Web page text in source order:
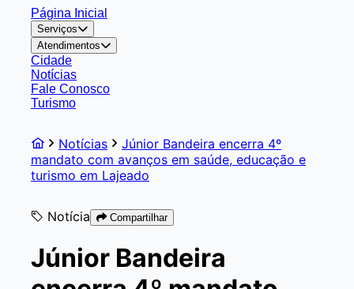
Página Inicial
Serviços
Atendimentos
Cidade
Notícias
Fale Conosco
Turismo
Notícias
Júnior Bandeira encerra 4º
mandato com avanços em saúde, educação e
turismo em Lajeado
Notícia Compartilhar
Júnior Bandeira